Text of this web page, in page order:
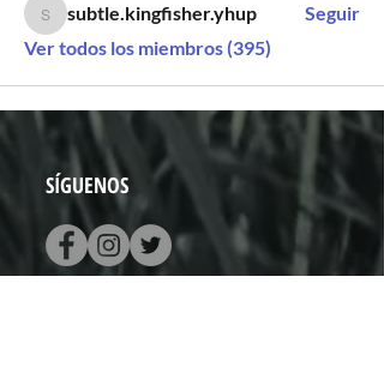
subtle.kingfisher.yhup
subtle.kingfisher.yhup
Seguir
Ver todos los miembros (395)
SÍGUENOS